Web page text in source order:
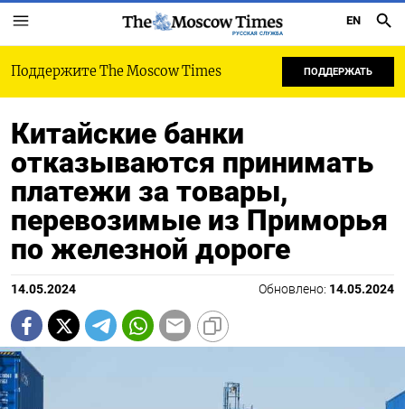
РУССКАЯ СЛУЖБА
EN
Поддержите The Moscow Times ПОДДЕРЖАТЬ
Китайские банки
отказываются принимать
платежи за товары,
перевозимые из Приморья
по железной дороге
14.05.2024 Обновлено: 14.05.2024